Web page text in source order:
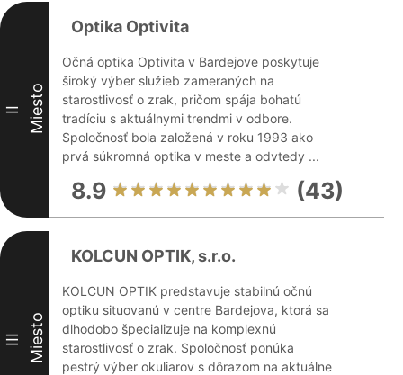
II Miesto
Optika Optivita
Očná optika Optivita v Bardejove poskytuje
široký výber služieb zameraných na
starostlivosť o zrak, pričom spája bohatú
tradíciu s aktuálnymi trendmi v odbore.
Spoločnosť bola založená v roku 1993 ako
prvá súkromná optika v meste a odvtedy ...
8.9 (43)
III Miesto
KOLCUN OPTIK, s.r.o.
KOLCUN OPTIK predstavuje stabilnú očnú
optiku situovanú v centre Bardejova, ktorá sa
dlhodobo špecializuje na komplexnú
starostlivosť o zrak. Spoločnosť ponúka
pestrý výber okuliarov s dôrazom na aktuálne